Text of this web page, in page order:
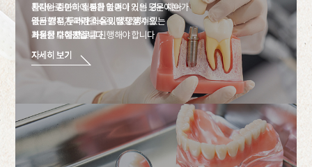
환자와 충분히 소통을 하여
궁금한 점, 두려운 마음이 없도록
최선을 다하겠습니다.
자세히 보기
틀니는 치아의 일부가 없거나 거의 모든 치아가
없는 경우 환자가 스스로 탈착할 수 있는
가철성 보철물입니다.
자세히 보기
사랑니로 인하여 심한 염증이 있는 경우에는
즉시 발치가 어려울 수 있어 항생제를
복용한 후에 치료를 진행해야 합니다
자세히 보기